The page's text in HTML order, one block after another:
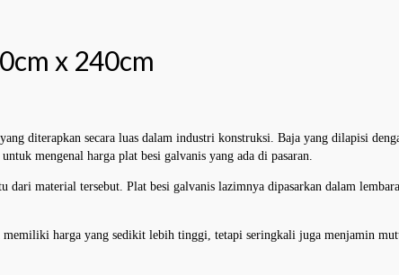
x 240cm
diterapkan secara luas dalam industri konstruksi. Baja yang dilapisi
mengenal harga plat besi galvanis yang ada di pasaran.
material tersebut. Plat besi galvanis lazimnya dipasarkan dalam
harga yang sedikit lebih tinggi, tetapi seringkali juga menjamin